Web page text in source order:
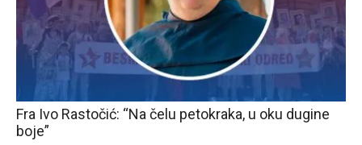
Fra Ivo Rastočić: “Na čelu petokraka, u oku dugine
boje”